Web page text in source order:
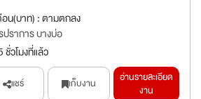
อน(บาท) : ตามตกลง
ราการ บางบ่อ
ชั่วโมงที่แล้ว
แชร์ เก็บงาน
อ่านรายละเอียด
งาน